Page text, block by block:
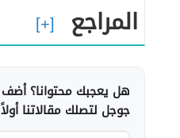
المراجع
هل يعجبك محتوانا؟
جوجل لتصلك مقالاتنا